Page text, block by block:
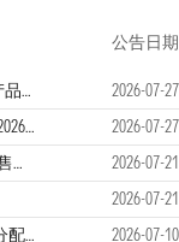
公告日期
嘉实超短债证券投资基金（C类份额）基金产品资料概要更新（2026年07月27日）
2026-07-27
嘉实超短债证券投资基金更新招募说明书（2026年07月27日更新）
2026-07-27
嘉实基金管理有限公司关于终止浦领基金销售有限公司办理本公司旗下基金销售业务的公告
2026-07-21
2026-07-21
嘉实超短债证券投资基金2026年第六次收益分配公告 2026-07-10